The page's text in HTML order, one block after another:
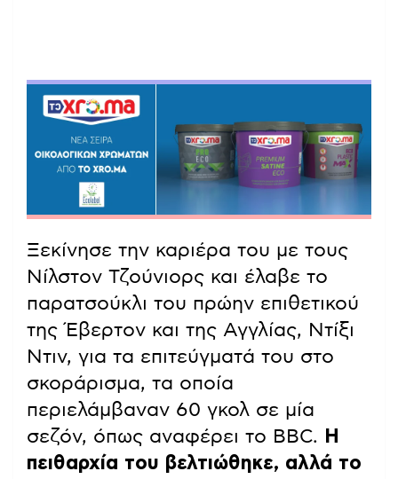
Ξεκίνησε την καριέρα του με τους
Νίλστον Τζούνιορς και έλαβε το
παρατσούκλι του πρώην επιθετικού
της Έβερτον και της Αγγλίας, Ντίξι
Ντιν, για τα επιτεύγματά του στο
σκοράρισμα, τα οποία
περιελάμβαναν 60 γκολ σε μία
σεζόν, όπως αναφέρει το BBC.
Η
πειθαρχία του βελτιώθηκε, αλλά το